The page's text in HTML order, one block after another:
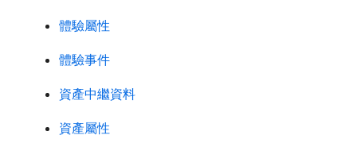
體驗屬性
體驗事件
資產中繼資料
資產屬性